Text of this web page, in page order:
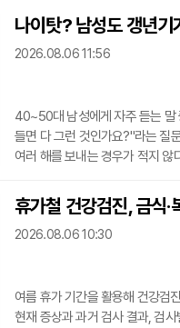
은 남성도 늘고 있다. 과거 중장
성이나 부부가 함께 방문하는 경
적이면
나이탓? 남성도 갱년
2026.08.06 11:56
40~50대 남성에게 자주 듣는 말
들면 다 그런 것인가요?"라는 질
여러 해를 보내는 경우가 적지
본인이나 가족 모두 인지하기 어
(Late-Onset Hypogonadism,
신적 증상을
휴가철 건강검진, 금식
2026.08.06 10:30
여름 휴가 기간을 활용해 건강검
현재 증상과 과거 검사 결과, 검